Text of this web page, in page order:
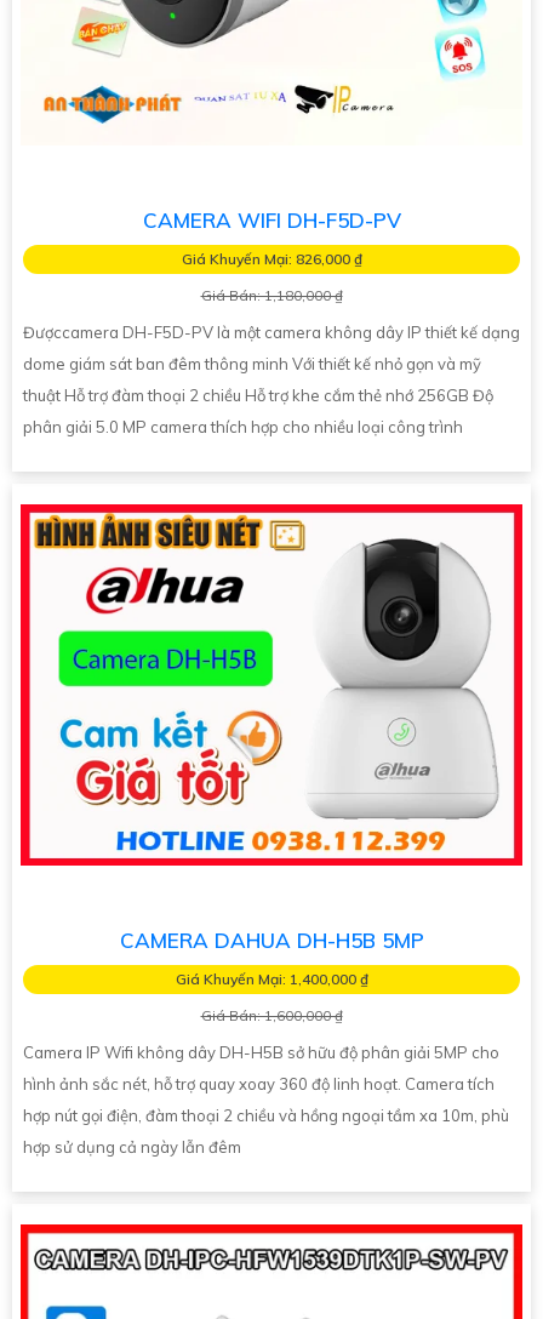
CAMERA WIFI DH-F5D-PV
Giá Khuyến Mại: 826,000 ₫
Giá Bán: 1,180,000 ₫
Đượccamera DH-F5D-PV là một camera không dây IP thiết kế dạng
dome giám sát ban đêm thông minh Với thiết kế nhỏ gọn và mỹ
thuật Hỗ trợ đàm thoại 2 chiều Hỗ trợ khe cắm thẻ nhớ 256GB Độ
phân giải 5.0 MP camera thích hợp cho nhiều loại công trình
CAMERA DAHUA DH-H5B 5MP
Giá Khuyến Mại: 1,400,000 ₫
Giá Bán: 1,600,000 ₫
Camera IP Wifi không dây DH-H5B sở hữu độ phân giải 5MP cho
hình ảnh sắc nét, hỗ trợ quay xoay 360 độ linh hoạt. Camera tích
hợp nút gọi điện, đàm thoại 2 chiều và hồng ngoại tầm xa 10m, phù
hợp sử dụng cả ngày lẫn đêm